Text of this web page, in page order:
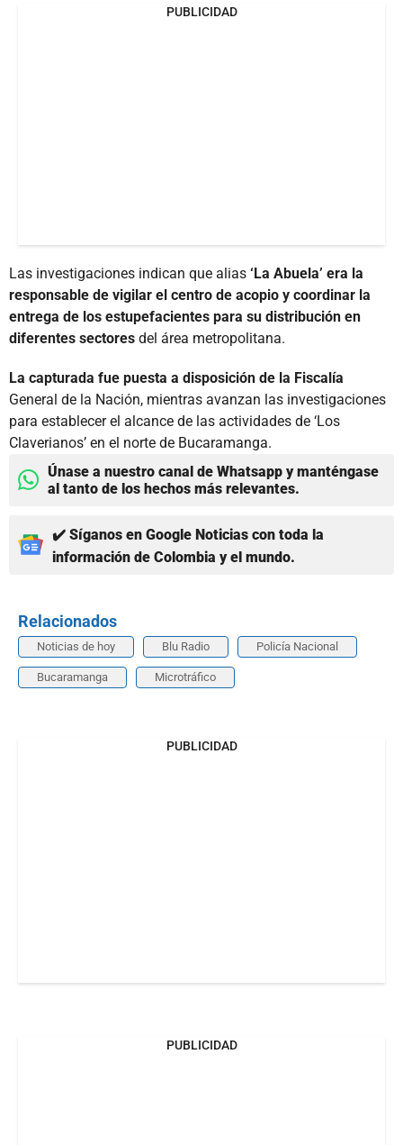
PUBLICIDAD
Las investigaciones indican que alias ‘La Abuela’ era la
responsable de vigilar el centro de acopio y coordinar la
entrega de los estupefacientes para su distribución en
diferentes sectores del área metropolitana.
La capturada fue puesta a disposición de la Fiscalía
General de la Nación, mientras avanzan las investigaciones
para establecer el alcance de las actividades de ‘Los
Claverianos’ en el norte de Bucaramanga.
Únase a nuestro canal de Whatsapp y manténgase
al tanto de los hechos más relevantes.
✔️ Síganos en Google Noticias con toda la
información de Colombia y el mundo.
Relacionados
Noticias de hoy Blu Radio Policía Nacional
Bucaramanga Microtráfico
PUBLICIDAD
PUBLICIDAD